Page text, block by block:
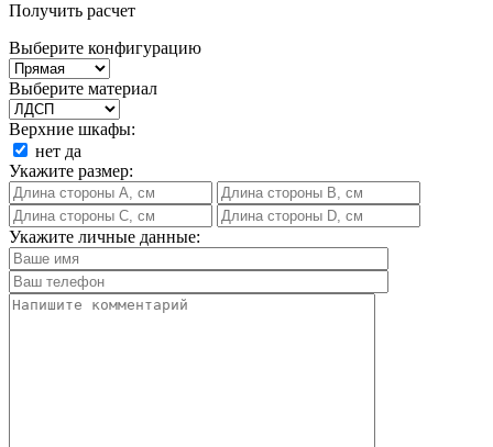
Получить расчет
Выберите конфигурацию
Выберите материал
Верхние шкафы:
нет да
Укажите размер:
Укажите личные данные: